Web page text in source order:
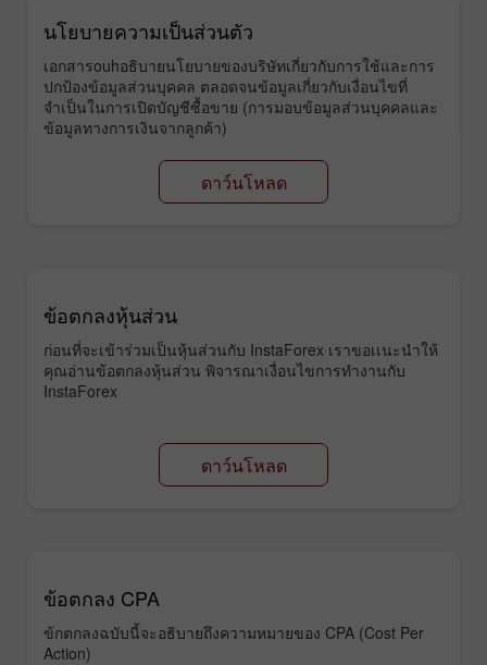
นโยบายความเป็นส่วนตัว
เอกสารouhอธิบายนโยบายของบริษัทเกี่ยวกับการใช้และการ
ปกป้องข้อมูลส่วนบุคคล ตลอดจนข้อมูลเกี่ยวกับเงื่อนไขที่
จำเป็นในการเปิดบัญชีซื้อขาย (การมอบข้อมูลส่วนบุคคลและ
ข้อมูลทางการเงินจากลูกค้า)
ดาว์นโหลด
ข้อตกลงหุ้นส่วน
ก่อนที่จะเข้าร่วมเป็นหุ้นส่วนกับ InstaForex เราขอเเนะนำให้
คุณอ่านข้อตกลงหุ้นส่วน พิจารณาเงื่อนไขการทำงานกับ
InstaForex
ดาว์นโหลด
ข้อตกลง CPA
ข้กตกลงฉบับนี้จะอธิบายถึงความหมายของ CPA (Cost Per
Action)